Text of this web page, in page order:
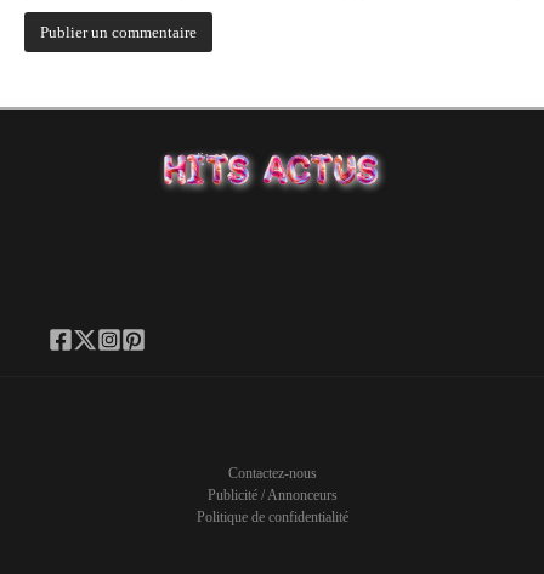
Contactez-nous
Publicité / Annonceurs
Politique de confidentialité